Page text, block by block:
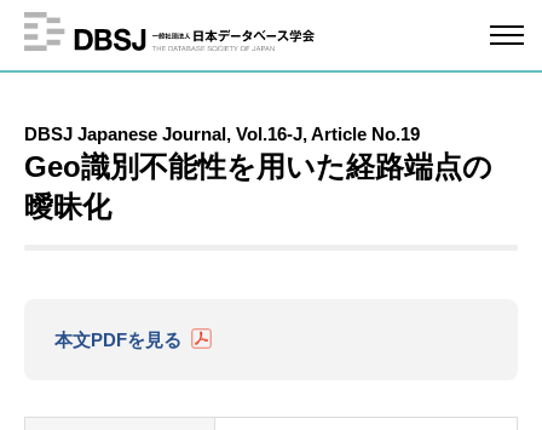
DBSJ Japanese Journal, Vol.16-J, Article No.19
Geo識別不能性を用いた経路端点の
曖昧化
本文PDFを見る